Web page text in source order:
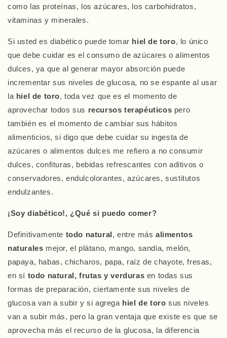
como las proteínas, los azúcares, los carbohidratos,
vitaminas y minerales.
Si usted es diabético puede tomar hiel de toro, lo único
que debe cuidar es el consumo de azúcares o alimentos
dulces, ya que al generar mayor absorción puede
incrementar sus niveles de glucosa, no se espante al usar
la hiel de toro, toda vez que es el momento de
aprovechar todos sus recursos terapéuticos pero
también es el momento de cambiar sus hábitos
alimenticios, si digo que debe cuidar su ingesta de
azúcares o alimentos dulces me refiero a no consumir
dulces, confituras, bebidas refrescantes con aditivos o
conservadores, endulcolorantes, azúcares, sustitutos
endulzantes.
¡Soy diabético!, ¿Qué si puedo comer?
Definitivamente todo natural, entre másalimentos
naturales mejor, el plátano, mango, sandia, melón,
papaya, habas, chicharos, papa, raíz de chayote, fresas,
en sí todo natural, frutas y verduras en todas sus
formas de preparación, ciertamente sus niveles de
glucosa van a subir y si agrega hiel de toro sus niveles
van a subir más, pero la gran ventaja que existe es que se
aprovecha más el recurso de la glucosa, la diferencia